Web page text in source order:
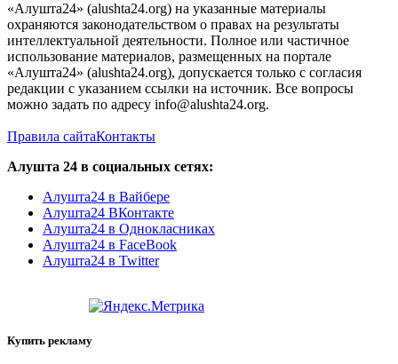
«Алушта24» (alushta24.org) на указанные материалы
охраняются законодательством о правах на результаты
интеллектуальной деятельности. Полное или частичное
использование материалов, размещенных на портале
«Алушта24» (alushta24.org), допускается только с согласия
редакции с указанием ссылки на источник. Все вопросы
можно задать по адресу info@alushta24.org.
Правила сайтаКонтакты
Алушта 24 в социальных сетях:
Алушта24 в Вайбере
Алушта24 ВКонтакте
Алушта24 в Однокласниках
Алушта24 в FaceBook
Алушта24 в Twitter
Купить рекламу